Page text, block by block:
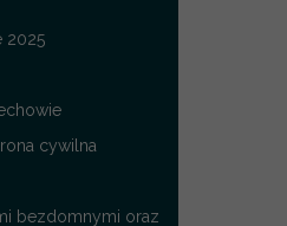
2025
cywilna
bezdomnymi oraz